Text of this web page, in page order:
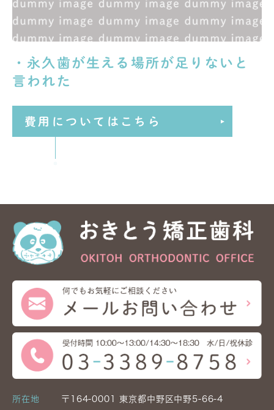
・永久歯が生える場所が足りないと
言われた
費用についてはこちら
所在地 〒164-0001 東京都中野区中野5-66-4